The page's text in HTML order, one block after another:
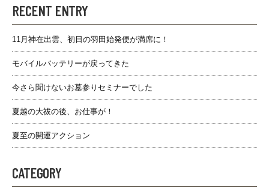
RECENT ENTRY
11月神在出雲、初日の羽田始発便が満席に！
モバイルバッテリーが戻ってきた
今さら聞けないお墓参りセミナーでした
夏越の大祓の後、お仕事が！
夏至の開運アクション
CATEGORY